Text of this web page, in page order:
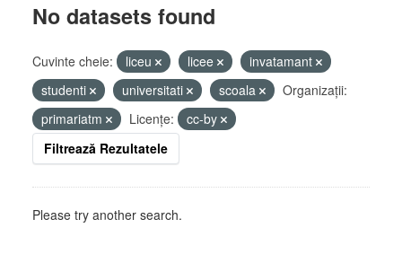
No datasets found
Cuvinte cheie: liceu licee
invatamant
studenti
universitati scoala
Organizații:
primariatm
Licenţe:
cc-by
Filtrează Rezultatele
Please try another search.